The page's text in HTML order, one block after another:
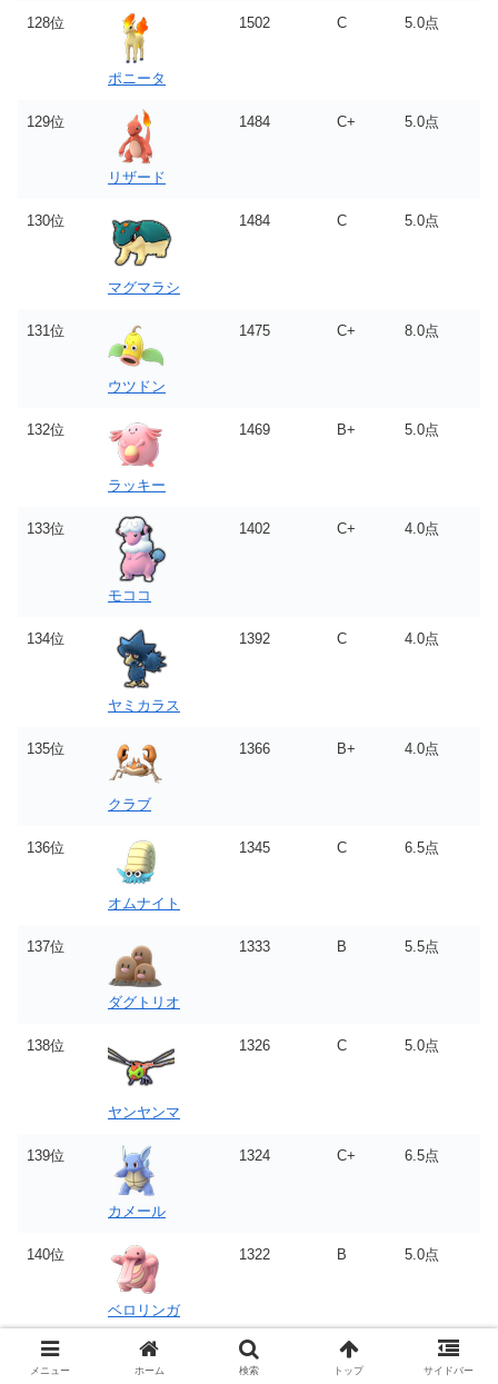
128位
ポニータ
1502 C 5.0点
129位
リザード
1484 C+ 5.0点
130位
マグマラシ
1484 C 5.0点
131位
ウツドン
1475 C+ 8.0点
132位
ラッキー
1469 B+ 5.0点
133位
モココ
1402 C+ 4.0点
134位
ヤミカラス
1392 C 4.0点
135位
クラブ
1366 B+ 4.0点
136位
オムナイト
1345 C 6.5点
137位
ダグトリオ
1333 B 5.5点
138位
ヤンヤンマ
1326 C 5.0点
139位
カメール
1324 C+ 6.5点
140位
ベロリンガ
1322 B 5.0点
141位 1313 C+ 5.0点
メニュー ホーム 検索 トップ サイドバー